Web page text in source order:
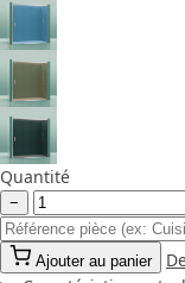
Quantité
−
Ajouter au panier